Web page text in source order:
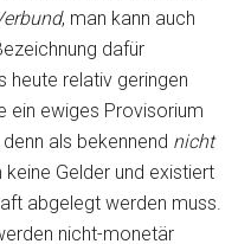
, man kann auch
dafür
heute relativ geringen
ein ewiges Provisorium
als bekennend nicht
Gelder und existiert
abgelegt werden muss.
nicht-monetär